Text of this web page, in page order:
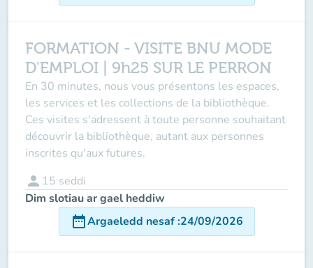
FORMATION - VISITE BNU MODE
D'EMPLOI | 9h25 SUR LE PERRON
En 30 minutes, nous vous présentons les espaces,
les services et les collections de la bibliothèque.
Ces visites s'adressent à toute personne souhaitant
découvrir la bibliothèque, autant aux personnes
inscrites qu'aux futures.
person 15 seddi
Dim slotiau ar gael heddiw
date_rangeArgaeledd nesaf:24/09/2026